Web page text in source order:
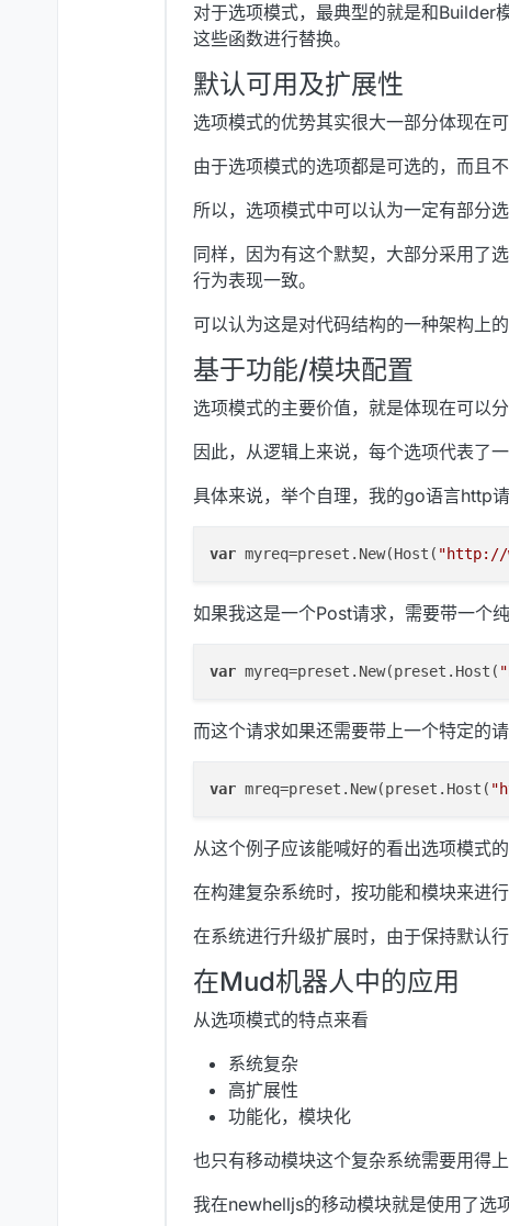
对于选项模式，最典型的就是和Builder
这些函数进行替换。
默认可用及扩展性
选项模式的优势其实很大一部分体现在可
由于选项模式的选项都是可选的，而且
所以，选项模式中可以认为一定有部分
同样，因为有这个默契，大部分采用了
行为表现一致。
可以认为这是对代码结构的一种架构上的
基于功能/模块配置
选项模式的主要价值，就是体现在可以
因此，从逻辑上来说，每个选项代表了
具体来说，举个自理，我的go语言http
var myreq=preset.New(Host(
如果我这是一个Post请求，需要带一个
var myreq=preset.New(preset.Host(
而这个请求如果还需要带上一个特定的
var mreq=preset.New(preset.Host(
从这个例子应该能喊好的看出选项模式的
在构建复杂系统时，按功能和模块来进
在系统进行升级扩展时，由于保持默认
在Mud机器人中的应用
从选项模式的特点来看
系统复杂
高扩展性
功能化，模块化
也只有移动模块这个复杂系统需要用得上
我在newhelljs的移动模块就是使用了选